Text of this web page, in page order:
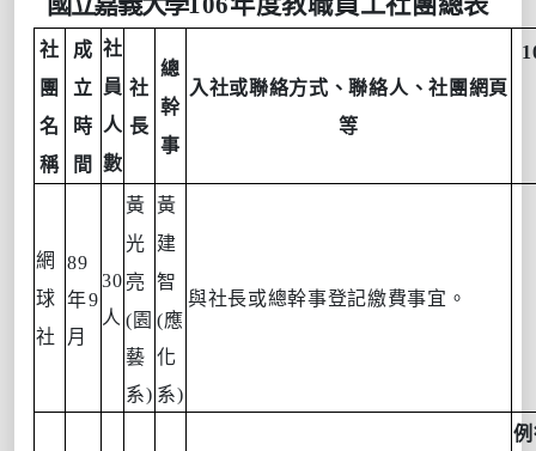
社
團
名
稱
成
立
時
間
社
員
人
數
社
長
總
幹
事
入社或聯絡方式、聯絡人、社團網頁
等
網
球
社
89
年9
月
30
人
黃
光
亮
( 園
藝
系)
黃
建
智
(應
化
系)
與社長或總幹事登記繳費事宜。